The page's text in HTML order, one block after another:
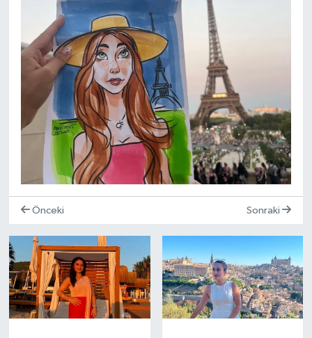
Önceki Sonraki